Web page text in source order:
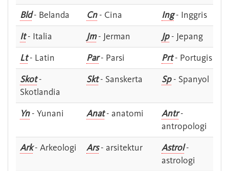
Bld- Belanda Cn- Cina Ing- Inggris
It- Italia Jm- Jerman Jp- Jepang
Lt- Latin Par- Parsi Prt- Portugis
Skot-
Skotlandia
Skt- Sanskerta Sp- Spanyol
Yn- Yunani Anat- anatomi Antr-
antropologi
Ark- Arkeologi Ars- arsitektur Astrol-
astrologi